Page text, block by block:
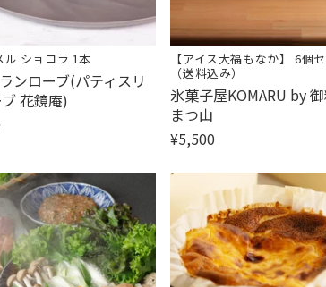
ル ショコラ 1本
ンローブ(パティスリ
花鏡庵)
【アイス大福もなか】 6個
（送料込み）
販
売
元:
氷菓子屋KOMARU by
まつ山
¥5,500